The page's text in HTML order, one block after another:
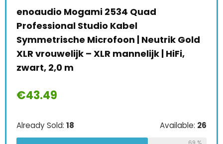
Quad
| Neutrik Gold
mannelijk | HiFi,
Available:
Bruiloft, DJ, Feest,